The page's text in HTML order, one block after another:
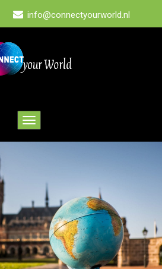
info@connectyourworld.nl
Toggle
navigation